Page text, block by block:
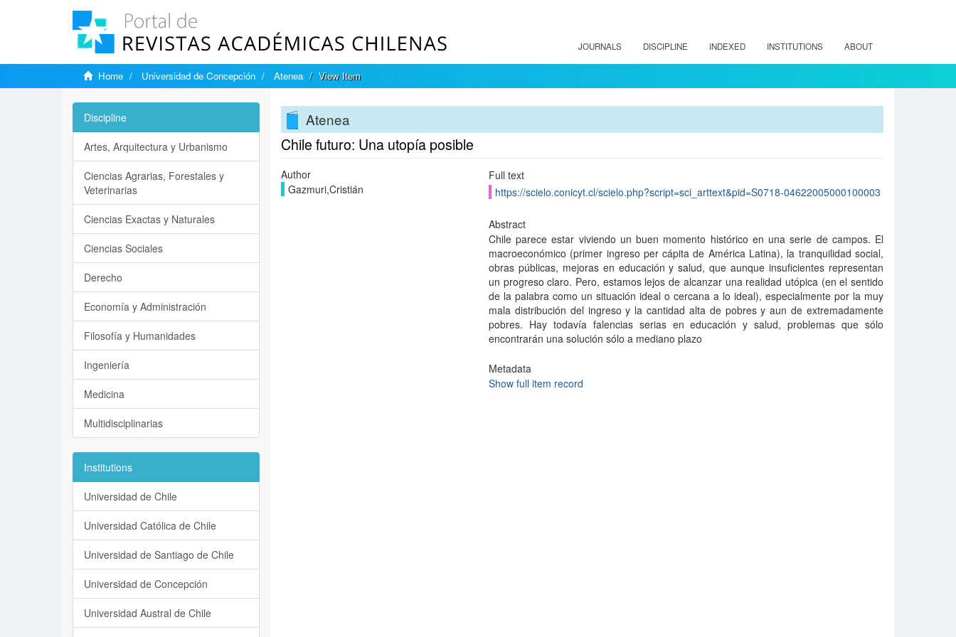
JOURNALS DISCIPLINE INDEXED INSTITUTIONS ABOUT
Home Universidad de Concepción Atenea View Item
Atenea
Chile futuro: Una utopía posible
Author
Gazmuri,Cristián
Full text
https://scielo.conicyt.cl/scielo.php?script=sci_arttext&pid=S0718-04622005000100003
Abstract
Chile parece estar viviendo un buen momento histórico en una serie de campos. El
macroeconómico (primer ingreso per cápita de América Latina), la tranquilidad social,
obras públicas, mejoras en educación y salud, que aunque insuficientes representan
un progreso claro. Pero, estamos lejos de alcanzar una realidad utópica (en el sentido
de la palabra como un situación ideal o cercana a lo ideal), especialmente por la muy
mala distribución del ingreso y la cantidad alta de pobres y aun de extremadamente
pobres. Hay todavía falencias serias en educación y salud, problemas que sólo
encontrarán una solución sólo a mediano plazo
Metadata
Show full item record
Discipline
Artes, Arquitectura y Urbanismo
Ciencias Agrarias, Forestales y
Veterinarias
Ciencias Exactas y Naturales
Ciencias Sociales
Derecho
Economía y Administración
Filosofía y Humanidades
Ingeniería
Medicina
Multidisciplinarias
Institutions
Universidad de Chile
Universidad Católica de Chile
Universidad de Santiago de Chile
Universidad de Concepción
Universidad Austral de Chile